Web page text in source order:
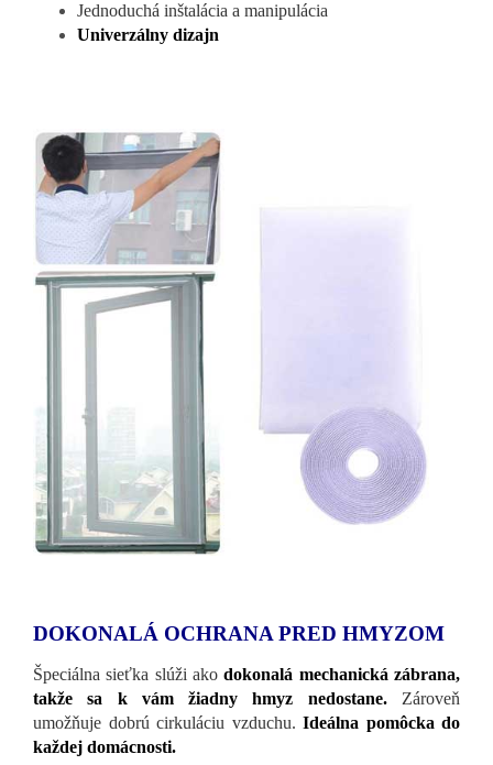
Jednoduchá inštalácia a manipulácia
Univerzálny dizajn
DOKONALÁ OCHRANA PRED HMYZOM
Špeciálna sieťka slúži akodokonalá mechanická zábrana,
takže sa k vám žiadny hmyz nedostane.
Zároveň
umožňuje dobrú cirkuláciu vzduchu. Ideálna pomôcka do
každej domácnosti.